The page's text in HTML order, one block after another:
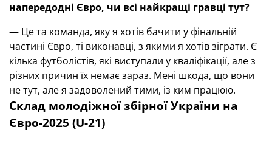
напередодні Євро, чи всі найкращі гравці тут?
— Це та команда, яку я хотів бачити у фінальній
частині Євро, ті виконавці, з якими я хотів зіграти. Є
кілька футболістів, які виступали у кваліфікації, але з
різних причин їх немає зараз. Мені шкода, що вони
не тут, але я задоволений тими, із ким працюю.
Склад молодіжної збірної України на
Євро-2025 (U-21)